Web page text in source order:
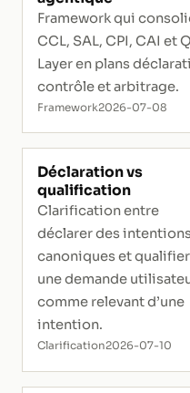
Framework qui
CCL, SAL, CPI, CAI et
Layer en plans
contrôle et arbitrage.
Framework2026-07-08
Déclaration vs
qualification
Clarification entre
déclarer des intentions
canoniques et qualifier
une demande
comme relevant d’une
intention.
Clarification2026-07-10